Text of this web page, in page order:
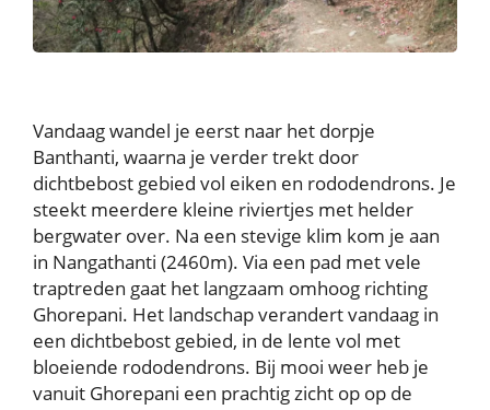
Vandaag wandel je eerst naar het dorpje
Banthanti, waarna je verder trekt door
dichtbebost gebied vol eiken en rododendrons. Je
steekt meerdere kleine riviertjes met helder
bergwater over. Na een stevige klim kom je aan
in Nangathanti (2460m). Via een pad met vele
traptreden gaat het langzaam omhoog richting
Ghorepani. Het landschap verandert vandaag in
een dichtbebost gebied, in de lente vol met
bloeiende rododendrons. Bij mooi weer heb je
vanuit Ghorepani een prachtig zicht op op de